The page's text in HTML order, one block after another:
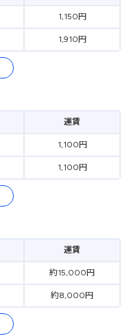
1,150円
1,910円
運賃
1,100円
1,100円
運賃
約15,000円
約8,000円